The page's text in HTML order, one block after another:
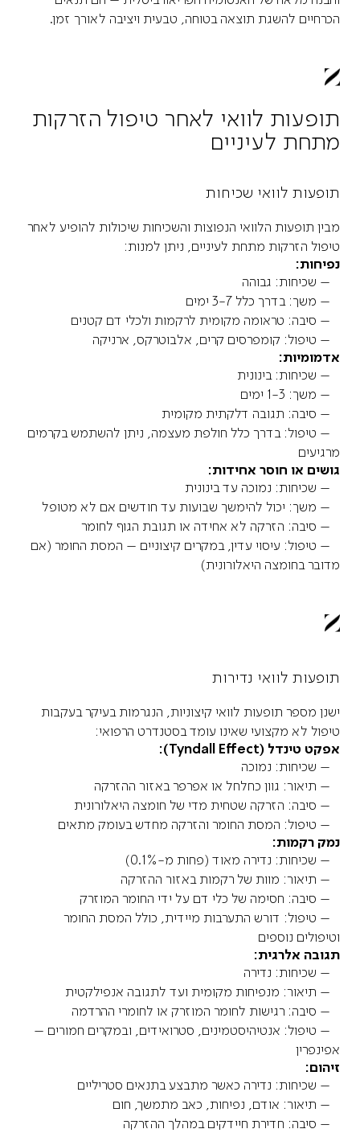
הכרחיים להשגת תוצאה בטוחה, טבעית ויציבה לאורך זמן.
תופעות לוואי לאחר טיפול הזרקות
מתחת לעיניים
תופעות לוואי שכיחות
מבין תופעות הלוואי הנפוצות והשכיחות שיכולות להופיע לאחר
טיפול הזרקות מתחת לעיניים, ניתן למנות:
נפיחות:
– שכיחות: גבוהה
– משך: בדרך כלל 3-7 ימים
– סיבה: טראומה מקומית לרקמות ולכלי דם קטנים
– טיפול: קומפרסים קרים, אלבוטרקס, ארניקה
אדמומיות:
– שכיחות: בינונית
– משך: 1-3 ימים
– סיבה: תגובה דלקתית מקומית
– טיפול: בדרך כלל חולפת מעצמה, ניתן להשתמש בקרמים
מרגיעים
גושים או חוסר אחידות:
– שכיחות: נמוכה עד בינונית
– משך: יכול להימשך שבועות עד חודשים אם לא מטופל
– סיבה: הזרקה לא אחידה או תגובת הגוף לחומר
– טיפול: עיסוי עדין, במקרים קיצוניים – המסת החומר (אם
מדובר בחומצה היאלורונית)
תופעות לוואי נדירות
ישנן מספר תופעות לוואי קיצוניות, הנגרמות בעיקר בעקבות
טיפול לא מקצועי שאינו עומד בסטנדרט הרפואי:
אפקט טינדל (Tyndall Effect):
– שכיחות: נמוכה
– תיאור: גוון כחלחל או אפרפר באזור ההזרקה
– סיבה: הזרקה שטחית מדי של חומצה היאלורונית
– טיפול: המסת החומר והזרקה מחדש בעומק מתאים
נמק רקמות:
– שכיחות: נדירה מאוד (פחות מ-0.1%)
– תיאור: מוות של רקמות באזור ההזרקה
– סיבה: חסימה של כלי דם על ידי החומר המוזרק
– טיפול: דורש התערבות מיידית, כולל המסת החומר
וטיפולים נוספים
תגובה אלרגית:
– שכיחות: נדירה
– תיאור: מנפיחות מקומית ועד לתגובה אנפילקטית
– סיבה: רגישות לחומר המוזרק או לחומרי ההרדמה
– טיפול: אנטיהיסטמינים, סטרואידים, ובמקרים חמורים –
אפינפרין
זיהום:
– שכיחות: נדירה כאשר מתבצע בתנאים סטריליים
– תיאור: אודם, נפיחות, כאב מתמשך, חום
– סיבה: חדירת חיידקים במהלך ההזרקה